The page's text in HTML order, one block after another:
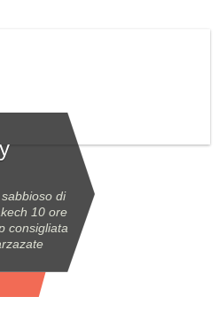
di
10 ore
consigliata